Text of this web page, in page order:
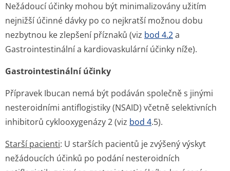
Nežádoucí účinky mohou být minimalizovány užitím
nejnižší účinné dávky po co nejkratší možnou dobu
nezbytnou ke zlepšení příznaků (viz bod 4.2a
Gastrointestinální a kardiovaskulární účinky níže).
Gastrointestinální účinky
Přípravek Ibucan nemá být podáván společně s jinými
nesteroidními antiflogistiky (NSAID) včetně selektivních
inhibitorů cyklooxygenázy 2 (viz bod 4.5).
Starší pacienti: U starších pacientů je zvýšený výskyt
nežádoucích účinků po podání nesteroidních